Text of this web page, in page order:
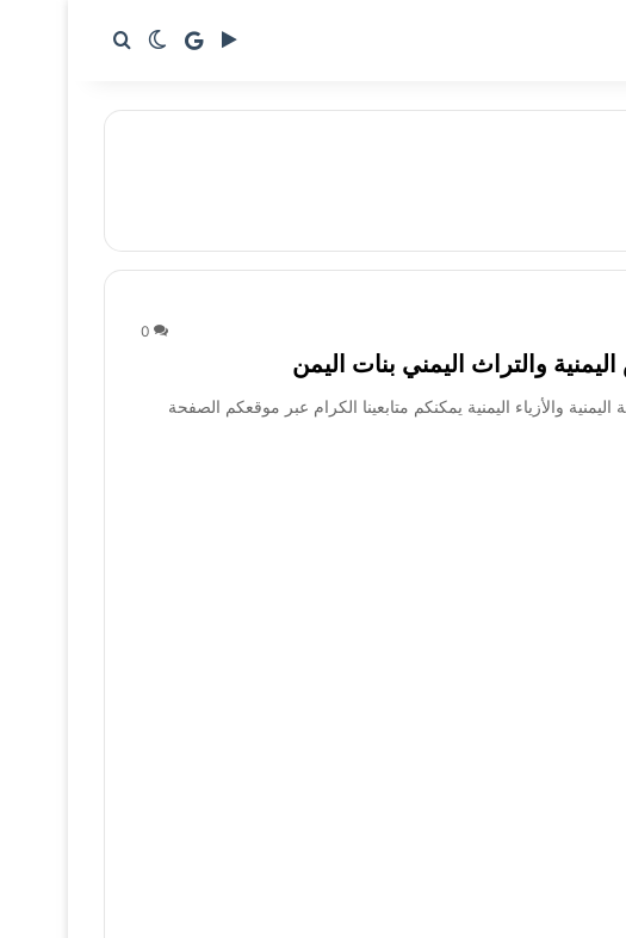
‏Google Play
google news
الوضع المظلم
بحث عن
0
والأزياء اليمنية يمكنكم متابعينا الكرام عبر موقعكم الصفحة